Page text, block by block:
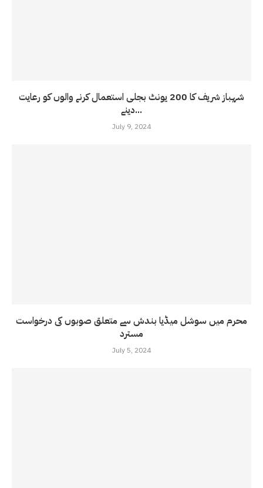
شہباز شریف کا 200 یونٹ بجلی استعمال کرنے والوں کو رعایت
دینے...
July 9, 2024
محرم میں سوشل میڈیا بندش سے متعلق صوبوں کی درخواست
مسترد
July 5, 2024